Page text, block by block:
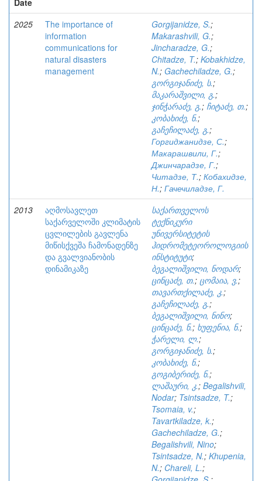
Date
2025
The importance of
information
communications for
natural disasters
management
Gorgijanidze, S.;
Makarashvili, G.;
Jincharadze, G.;
Chitadze, T.; Kobakhidze,
N.; Gachechiladze, G.;
გორგიჯანიძე, ს.;
მაკარაშვილი, გ.;
ჯინჭარაძე, გ.; ჩიტაძე, თ.;
კობახიძე, ნ.;
გაჩეჩილაძე, გ.;
Горгиджанидзе, С.;
Макарашвили, Г.;
Джинчарадзе, Г.;
Читадзе, Т.; Кобахидзе,
Н.; Гачечиладзе, Г.
2013
აღმოსავლეთ
საქარველოში კლიმატის
ცვლილების გავლენა
მიწისქვეშა ჩამონადენზე
და გვალვიანობის
დინამიკაზე
საქართველოს
ტექნიკური
უნივერსიტეტის
ჰიდრომეტეოროლოგიის
ინსტიტუტი;
ბეგალიშვილი, ნოდარ;
ცინცაძე, თ.; ცომაია, ვ.;
თავართქილაძე, კ.;
გაჩეჩილაძე, გ.;
ბეგალიშვილი, ნინო;
ცინცაძე, ნ.; ხუფენია, ნ.;
ჭარელი, ლ.;
გორგიჯანიძე, ს.;
კობახიძე, ნ.;
გოგიბერიძე, ნ.;
ლაშაური, კ.; Begalishvili,
Nodar; Tsintsadze, T.;
Tsomaia, v.;
Tavartkiladze, k.;
Gachechiladze, G.;
Begalishvili, Nino;
Tsintsadze, N.; Khupenia,
N.; Chareli, L.;